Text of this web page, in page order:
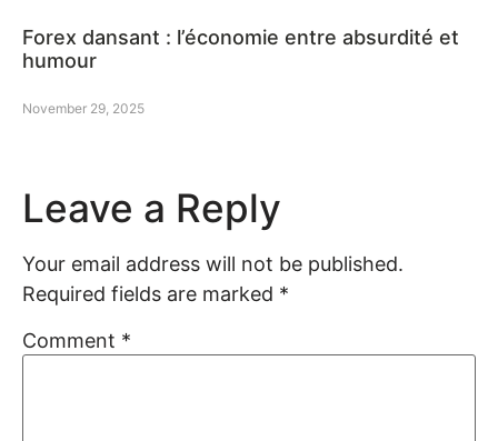
Forex dansant : l’économie entre absurdité et
humour
November 29, 2025
Leave a Reply
Your email address will not be published.
Required fields are marked *
Comment *